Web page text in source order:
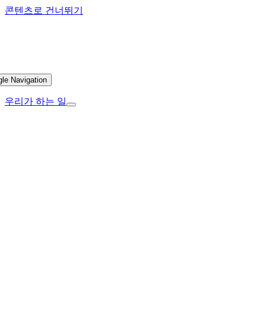
콘텐츠로 건너뛰기
Navigation
우리가 하는 일